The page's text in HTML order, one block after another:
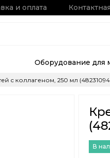
и оплата
Оборудование для
с коллагеном, 250 мл
В